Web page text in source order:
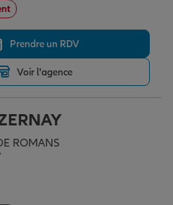
Prendre un RDV
Voir l'agence
ROMANS